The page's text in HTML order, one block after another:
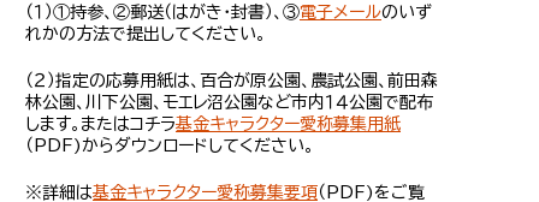
（１）①持参、②郵送（はがき・封書）、③電子メールのいず
れかの方法で提出してください。
（２）指定の応募用紙は、百合が原公園、農試公園、前田森
林公園、川下公園、モエレ沼公園など市内１４公園で配布
します。またはコチラ基金キャラクター愛称募集用紙
（PDF)からダウンロードしてください。
※詳細は基金キャラクター愛称募集要項（PDF)をご覧